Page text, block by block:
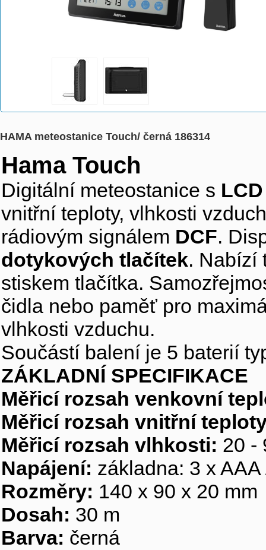
HAMA meteostanice Touch/ černá 186314
Hama Touch
Digitální meteostanice s
vnitřní teploty, vlhkosti
rádiovým signálem DCF.
dotykových tlačítek. Nabízí
stiskem tlačítka.
čidla nebo paměť pro
vlhkosti vzduchu.
Součástí balení je 5 baterií
ZÁKLADNÍ SPECIFIKACE
Měřicí rozsah venkovní
Měřicí rozsah vnitřní
Měřicí rozsah vlhkosti: 20 -
Napájení: základna: 3 x
Rozměry: 140 x 90 x 20 mm
Dosah: 30 m
Barva: černá